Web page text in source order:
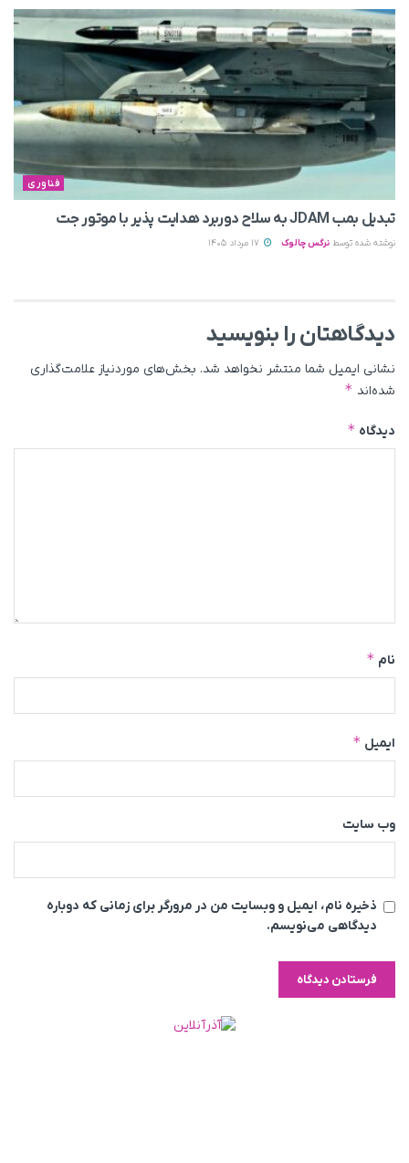
فناوری
تبدیل بمب JDAM به سلاح دوربرد هدایت پذیر با موتور جت
نوشته شده توسط نرگس چالوک
دیدگاهتان را بنویسید
نشانی ایمیل شما منتشر نخواهد شد. بخش‌های موردنیاز علامت‌گذاری
شده‌اند *
دیدگاه *
نام *
ایمیل *
وب‌ سایت
ذخیره نام، ایمیل و وبسایت من در مرورگر برای زمانی که دوباره
دیدگاهی می‌نویسم.